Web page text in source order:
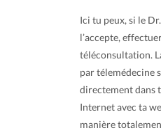
Ici tu peux, si le
l’accepte,
téléconsultation.
par télemédecine
directement dans
Internet avec ta
manière